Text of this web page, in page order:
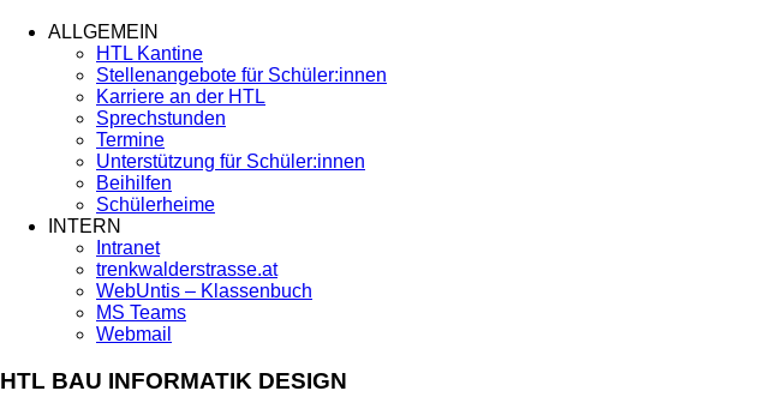
ALLGEMEIN
HTL Kantine
Stellenangebote für Schüler:innen
Karriere an der HTL
Sprechstunden
Termine
Unterstützung für Schüler:innen
Beihilfen
Schülerheime
INTERN
Intranet
trenkwalderstrasse.at
WebUntis – Klassenbuch
MS Teams
Webmail
HTL BAU INFORMATIK DESIGN